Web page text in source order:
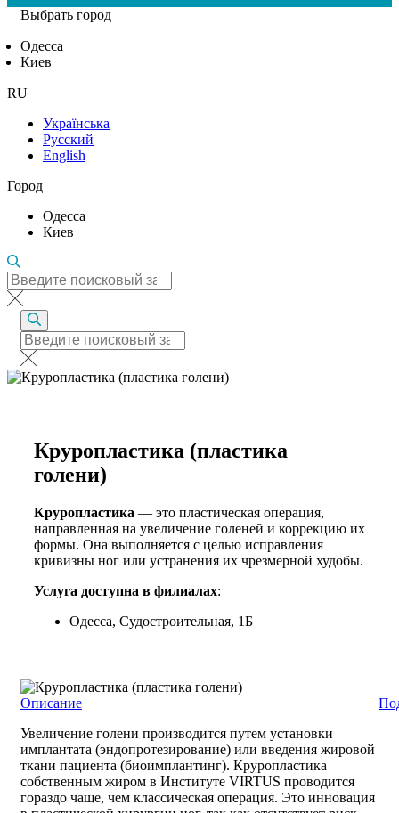
Выбрать город
Одесса
Киев
RU
Українська
Русский
English
Город
Одесса
Киев
Круропластика (пластика
голени)
Круропластика — это пластическая операция,
направленная на увеличение голеней и коррекцию их
формы. Она выполняется с целью исправления
кривизны ног или устранения их чрезмерной худобы.
Услуга доступна в филиалах:
Одесса, Судостроительная, 1Б
Описание
Увеличение голени производится путем установки
имплантата (эндопротезирование) или введения жировой
ткани пациента (биоимплантинг). Круропластика
собственным жиром в Институте VIRTUS проводится
гораздо чаще, чем классическая операция. Это инновация